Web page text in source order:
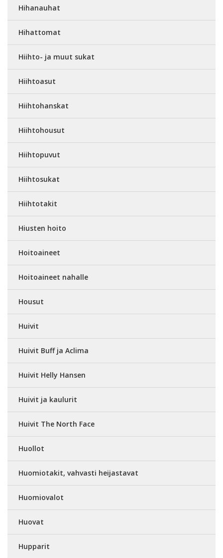
Hihanauhat
Hihattomat
Hiihto- ja muut sukat
Hiihtoasut
Hiihtohanskat
Hiihtohousut
Hiihtopuvut
Hiihtosukat
Hiihtotakit
Hiusten hoito
Hoitoaineet
Hoitoaineet nahalle
Housut
Huivit
Huivit Buff ja Aclima
Huivit Helly Hansen
Huivit ja kaulurit
Huivit The North Face
Huollot
Huomiotakit, vahvasti heijastavat
Huomiovalot
Huovat
Hupparit